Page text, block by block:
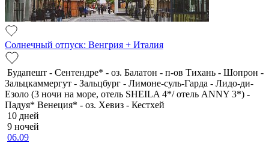
Солнечный отпуск: Венгрия + Италия
Будапешт - Сентендре* - оз. Балатон - п-ов Тихань - Шопрон -
Зальцкаммергут - Зальцбург - Лимоне-суль-Гарда - Лидо-ди-
Езоло (3 ночи на море, отель SHEILA 4*/ отель ANNY 3*) -
Падуя* Венеция* - оз. Хевиз - Кестхей
10 дней
9 ночей
06.09